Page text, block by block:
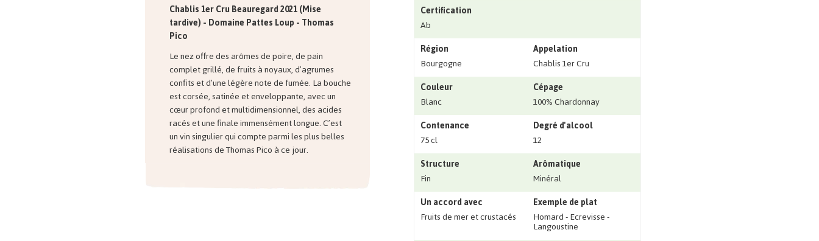
Chablis 1er Cru Beauregard 2021 (Mise
tardive)- Domaine Pattes Loup - Thomas
Pico
Le nez offre des arômes de poire, de pain
complet grillé, de fruits à noyaux, d’agrumes
confits et d’une légère note de fumée. La bouche
est corsée, satinée et enveloppante, avec un
cœur profond et multidimensionnel, des acides
racés et une finale immensément longue. C’est
un vin singulier qui compte parmi les plus belles
réalisations de Thomas Pico à ce jour.
Certification
Ab
Région
Bourgogne
Appelation
Chablis 1er Cru
Couleur
Blanc
Cépage
100% Chardonnay
Contenance
75 cl
Degré d'alcool
12
Structure
Fin
Arômatique
Minéral
Un accord avec
Fruits de mer et crustacés
Exemple de plat
Homard - Ecrevisse -
Langoustine